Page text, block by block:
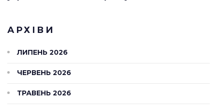
АРХІВИ
ЛИПЕНЬ 2026
ЧЕРВЕНЬ 2026
ТРАВЕНЬ 2026